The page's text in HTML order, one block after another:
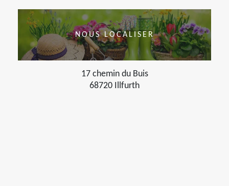
NOUS LOCALISER
17 chemin du Buis
68720 Illfurth